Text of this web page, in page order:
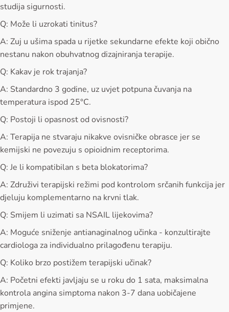
studija sigurnosti.
Q: Može li uzrokati tinitus?
A: Zuj u ušima spada u rijetke sekundarne efekte koji obično
nestanu nakon obuhvatnog dizajniranja terapije.
Q: Kakav je rok trajanja?
A: Standardno 3 godine, uz uvjet potpuna čuvanja na
temperatura ispod 25°C.
Q: Postoji li opasnost od ovisnosti?
A: Terapija ne stvaraju nikakve ovisničke obrasce jer se
kemijski ne povezuju s opioidnim receptorima.
Q: Je li kompatibilan s beta blokatorima?
A: Združivi terapijski režimi pod kontrolom srčanih funkcija jer
djeluju komplementarno na krvni tlak.
Q: Smijem li uzimati sa NSAIL lijekovima?
A: Moguće sniženje antianaginalnog učinka - konzultirajte
cardiologa za individualno prilagođenu terapiju.
Q: Koliko brzo postižem terapijski učinak?
A: Početni efekti javljaju se u roku do 1 sata, maksimalna
kontrola angina simptoma nakon 3-7 dana uobičajene
primjene.